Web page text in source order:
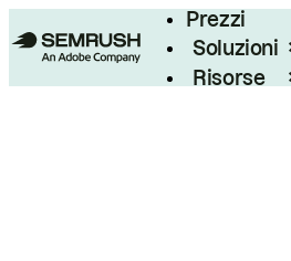
Prezzi
Soluzioni
Risorse